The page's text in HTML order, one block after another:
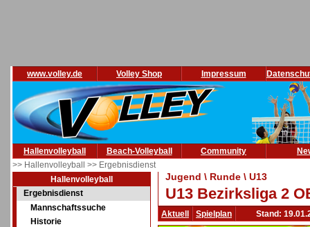
www.volley.de Volley Shop Impressum
Hallenvolleyball Beach-Volleyball Community
>> Hallenvolleyball >> Ergebnisdienst
Hallenvolleyball
Ergebnisdienst
Mannschaftssuche
Historie
Jugend \ Runde \ U13
U13 Bezirksliga 2
Aktuell Spielplan Stand: